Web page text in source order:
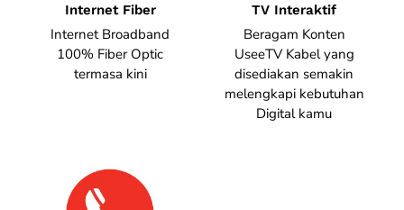
Internet Fiber
Internet Broadband
100% Fiber Optic
termasa kini
TV Interaktif
Beragam Konten
UseeTV Kabel yang
disediakan semakin
melengkapi kebutuhan
Digital kamu